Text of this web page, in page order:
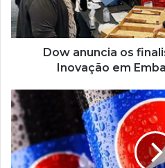
de
Inovação
em
EmbalagensDow anuncia os
Inovação em
PepsiCo
dobrará
suas
embalagens
reutilizáveis